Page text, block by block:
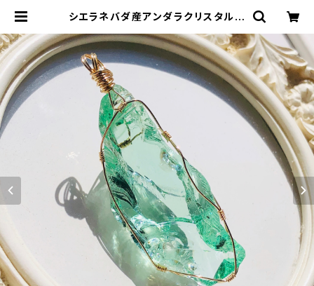
シエラネバダ産アンダラクリスタル★
けのアンダラペンダントトップ】 | ア
ンダラクリスタル &天然石ジュエリー
*Cosmic Twinkle Drops *